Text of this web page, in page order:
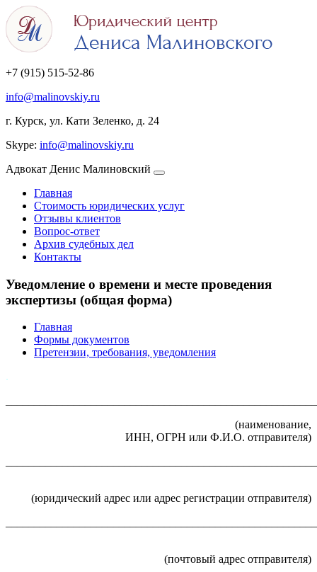
+7 (915) 515-52-86
info@malinovskiy.ru
г. Курск, ул. Кати Зеленко, д. 24
Skype: info@malinovskiy.ru
Адвокат Денис Малиновский
Главная
Стоимость юридических услуг
Отзывы клиентов
Вопрос-ответ
Архив судебных дел
Контакты
Уведомление о времени и месте проведения
экспертизы (общая форма)
Главная
Формы документов
Претензии, требования, уведомления
.
(наименование,
ИНН, ОГРН или Ф.И.О. отправителя)
(юридический адрес или адрес регистрации отправителя)
(почтовый адрес отправителя)